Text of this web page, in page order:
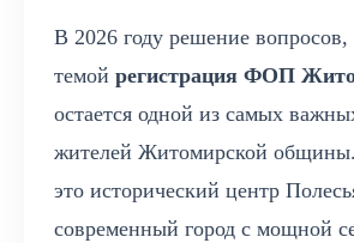
В 2026 году решение вопросов,
темой регистрация ФОП
остается одной из самых
жителей Житомирской
это исторический центр
современный город с мощной